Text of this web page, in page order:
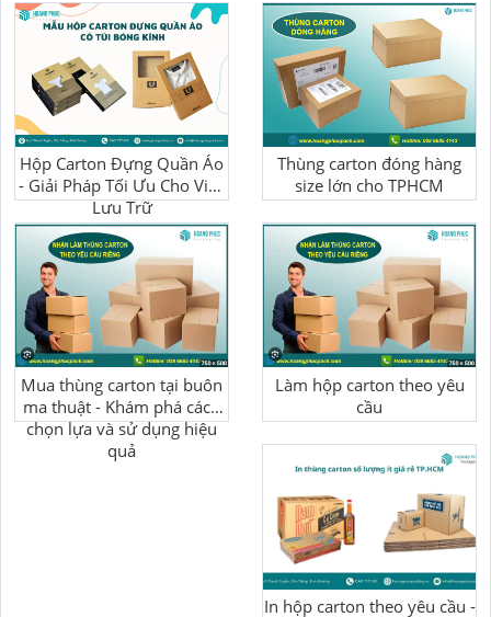
Hộp Carton Đựng Quần Áo
- Giải Pháp Tối Ưu Cho Việc
Lưu Trữ
Thùng carton đóng hàng
size lớn cho TPHCM
Mua thùng carton tại buôn
ma thuật - Khám phá cách
chọn lựa và sử dụng hiệu
quả
Làm hộp carton theo yêu
cầu
In hộp carton theo yêu cầu -